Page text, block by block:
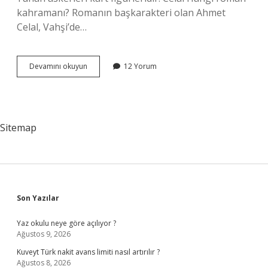
kahramanı? Romanın başkarakteri olan Ahmet
Celal, Vahşi’de…
Devamını okuyun
Celal
12 Yorum
Sitemap
Sidebar
Son Yazılar
Yaz okulu neye göre açılıyor ?
Ağustos 9, 2026
Kuveyt Türk nakit avans limiti nasıl artırılır ?
Ağustos 8, 2026